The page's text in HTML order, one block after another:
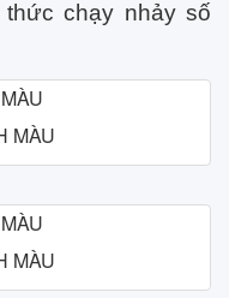
chạy nhảy số
MÀU
MÀU